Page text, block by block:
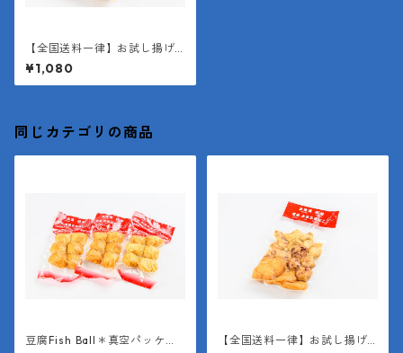
【全国送料一律】お試し揚げ
かまぼこミックスパック
¥1,080
同じカテゴリの商品
豆腐Fish Ball＊真空パッケー
【全国送料一律】お試し揚げ